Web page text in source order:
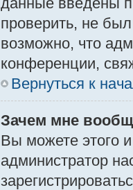
проверить, не
возможно, что
конференции,
Вернуться к
Зачем мне
Вы можете этого и
администратор